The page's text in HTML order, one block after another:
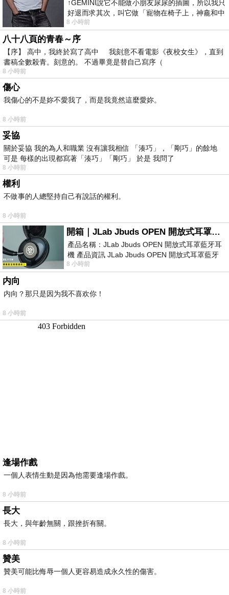
↑GEMINI說它不能做小朋友尿尿的插圖，所以我只
好退而求其次，叫它做「寵物在椅子上，神龕和中
年人臉孔」的畫了。 六月底
8 小時前
八十八頁的青春～序
【序】 高中，我終於寫了高中 我刻意不看電影《夜校女生》，直到
書稿全數殺青。刻意的。 不過畢竟是替自己寫序（
8 小時前
傷心
我傷心的不是妳不愛我了，而是我竟然這麼愛妳。
8 小時前
妥協
關於妥協 我的為人和職業 沒有讓我相信 「湊巧」，「剛巧」的餘地
可是 每樣的出現都寫著「湊巧」「剛巧」 於是 我問了
8 小時前
權利
不做事的人總堅持自己有說話的權利。
8 小時前
開箱｜JLab Jbuds OPEN 開放式耳罩藍牙耳機 - 設計美學，輕巧、透氣、環境音全物理達成！
產品名稱：JLab Jbuds OPEN 開放式耳罩藍牙耳
機 產品資訊 JLab Jbuds OPEN 開放式耳罩藍牙
耳機評語：非常有特色，值得喜愛美型工
8 小時前
内向
内向？那只是因为我不喜欢你！
8 小時前
逢場作戲
一個人表情生動是因為他需要逢場作戲。
8 小時前
長大
長大，與年齡無關，跟挫折有關。
8 小時前
贊美
贊美可能比侮辱一個人更容易造成永久性的傷害。
8 小時前